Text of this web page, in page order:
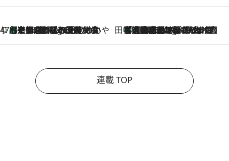
47都道府県の手みやげ ひんやりスイーツで夏を満喫
2 Hours Ago
【京都府】この夏絶対食べたい 冷やしておいしいおやつ3選 ひと口目から心を掴む新緑のテリーヌ 田中稲の勝手に再ブーム
7 Hours Ago
「湘南乃風に憧れて」観客大盛上がりの“タオル回し”に、ラッパー顔負けの高速歌唱まで…さだまさし（74）のアグレッシブすぎる現在地
連載 TOP